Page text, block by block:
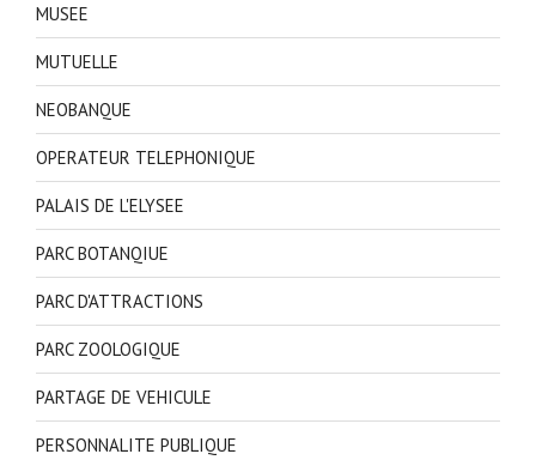
MUSEE
MUTUELLE
NEOBANQUE
OPERATEUR TELEPHONIQUE
PALAIS DE L'ELYSEE
PARC BOTANQIUE
PARC D'ATTRACTIONS
PARC ZOOLOGIQUE
PARTAGE DE VEHICULE
PERSONNALITE PUBLIQUE